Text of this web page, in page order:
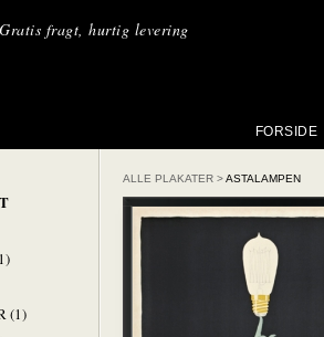
Gratis fragt, hurtig levering
FORSIDE
(1)
ALLE PLAKATER >ASTALAMPEN